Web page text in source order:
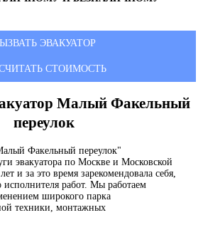
ЭВАКУАТОР
СТОИМОСТЬ
Малый Факельный
переулок
Факельный переулок"
эвакуатора по Москве и Московской
и за это время зарекомендовала себя,
исполнителя работ. Мы работаем
широкого парка
техники, монтажных